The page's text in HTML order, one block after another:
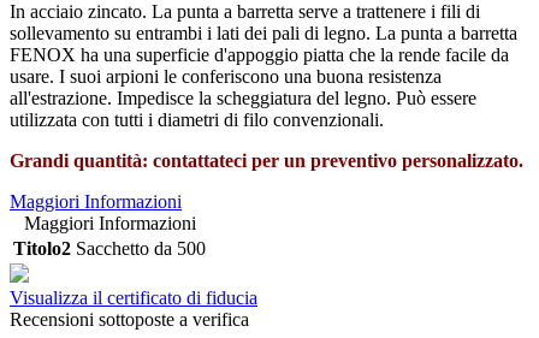
In acciaio zincato. La punta a barretta serve a trattenere i fili di
sollevamento su entrambi i lati dei pali di legno. La punta a barretta
FENOX ha una superficie d'appoggio piatta che la rende facile da
usare. I suoi arpioni le conferiscono una buona resistenza
all'estrazione. Impedisce la scheggiatura del legno. Può essere
utilizzata con tutti i diametri di filo convenzionali.
Grandi quantità: contattateci per un preventivo personalizzato.
Maggiori Informazioni
Maggiori Informazioni
Titolo2 Sacchetto da 500
Visualizza il certificato di fiducia
Recensioni sottoposte a verifica